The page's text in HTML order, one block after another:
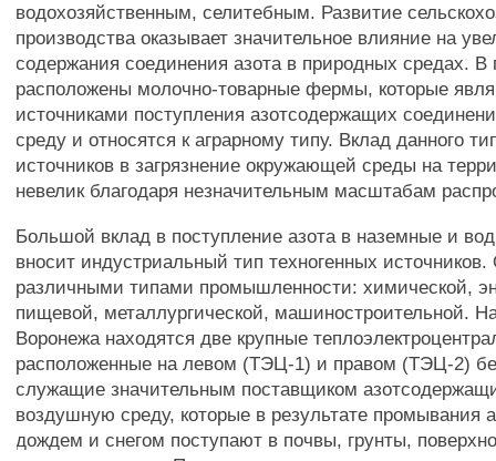
водохозяйственным, селитебным. Развитие
производства оказывает значительное влияние на
содержания соединения азота в природных средах. В
расположены молочно-товарные фермы, которые
источниками поступления азотсодержащих
среду и относятся к аграрному типу. Вклад данного
источников в загрязнение окружающей среды на
невелик благодаря незначительным масштабам
Большой вклад в поступление азота в наземные и
вносит индустриальный тип техногенных
различными типами промышленности: химической,
пищевой, металлургической, машиностроительной.
Воронежа находятся две крупные
расположенные на левом (ТЭЦ-1) и правом (ТЭЦ-2)
служащие значительным поставщиком
воздушную среду, которые в результате промывания
дождем и снегом поступают в почвы, грунты,